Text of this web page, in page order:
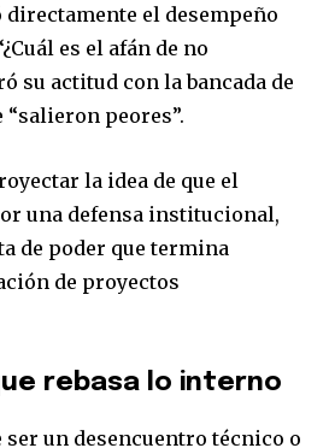
of
and be part of the
below. Don't worry, we respect
your inbox. Your information is
SUBSCRIBE
Privacy Policy.
el desempeño
es el afán de no
su actitud con la bancada de
“salieron peores”.
la idea de que el
una defensa institucional,
de poder que termina
de proyectos
rebasa lo interno
ser un desencuentro técnico o